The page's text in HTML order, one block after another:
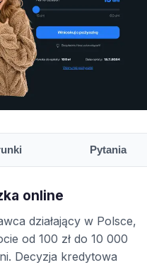
Pytania
online
działający w Polsce,
od 100 zł do 10 000
Decyzja kredytowa